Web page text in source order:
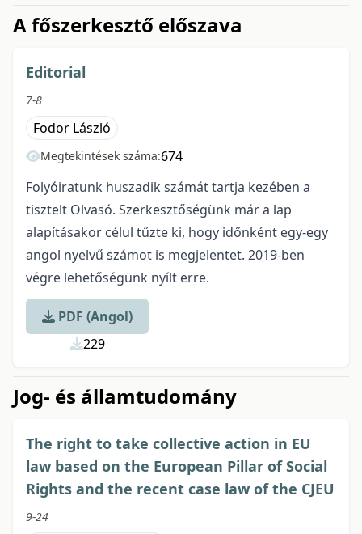
A főszerkesztő előszava
Editorial
7-8
Fodor László
Megtekintések száma:674
Folyóiratunk huszadik számát tartja kezében a
tisztelt Olvasó. Szerkesztőségünk már a lap
alapításakor célul tűzte ki, hogy időnként egy-egy
angol nyelvű számot is megjelentet. 2019-ben
végre lehetőségünk nyílt erre.
PDF (Angol)
229
Jog- és államtudomány
The right to take collective action in EU
law based on the European Pillar of Social
Rights and the recent case law of the CJEU
9-24